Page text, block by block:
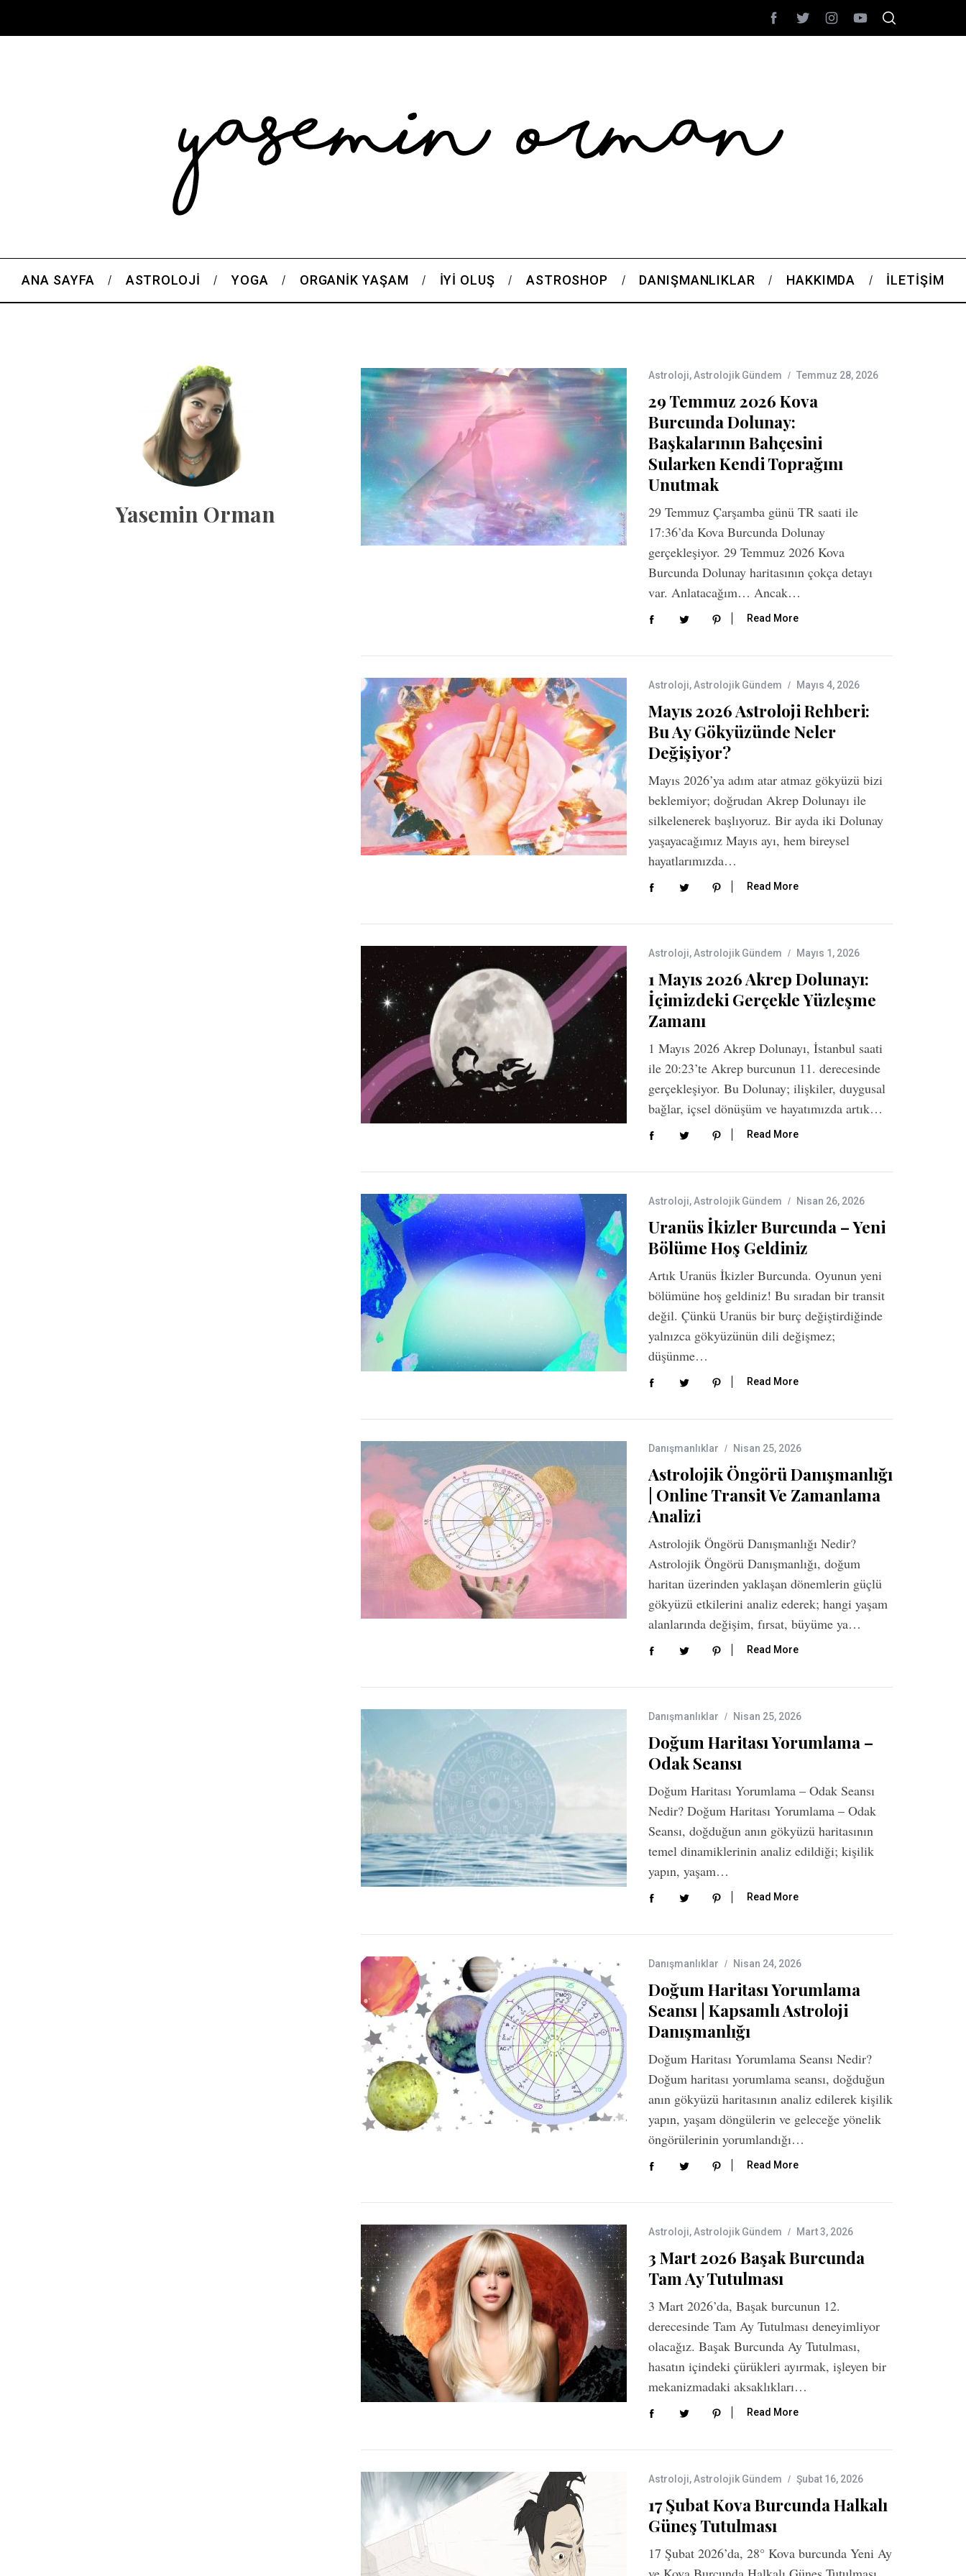
ANA SAYFA ASTROLOJI YOGA ORGANIK YAŞAM İYI OLUŞ ASTROSHOP DANIŞMANLIKLAR HAKKIMDA İLETIŞIM
Yasemin Orman
Astroloji,Astrolojik Gündem Temmuz 28, 2026
29 Temmuz 2026 Kova
Burcunda Dolunay:
Başkalarının Bahçesini
Sularken Kendi Toprağını
Unutmak
29 Temmuz Çarşamba günü TR saati ile
17:36’da Kova Burcunda Dolunay
gerçekleşiyor. 29 Temmuz 2026 Kova
Burcunda Dolunay haritasının çokça detayı
var. Anlatacağım… Ancak…
Read More
Astroloji,Astrolojik Gündem Mayıs 4, 2026
Mayıs 2026 Astroloji Rehberi:
Bu Ay Gökyüzünde Neler
Değişiyor?
Mayıs 2026’ya adım atar atmaz gökyüzü bizi
beklemiyor; doğrudan Akrep Dolunayı ile
silkelenerek başlıyoruz. Bir ayda iki Dolunay
yaşayacağımız Mayıs ayı, hem bireysel
hayatlarımızda…
Read More
Astroloji,Astrolojik Gündem Mayıs 1, 2026
1 Mayıs 2026 Akrep Dolunayı:
İçimizdeki Gerçekle Yüzleşme
Zamanı
1 Mayıs 2026 Akrep Dolunayı, İstanbul saati
ile 20:23’te Akrep burcunun 11. derecesinde
gerçekleşiyor. Bu Dolunay; ilişkiler, duygusal
bağlar, içsel dönüşüm ve hayatımızda artık…
Read More
Astroloji,Astrolojik Gündem Nisan 26, 2026
Uranüs İkizler Burcunda – Yeni
Bölüme Hoş Geldiniz
Artık Uranüs İkizler Burcunda. Oyunun yeni
bölümüne hoş geldiniz! Bu sıradan bir transit
değil. Çünkü Uranüs bir burç değiştirdiğinde
yalnızca gökyüzünün dili değişmez;
düşünme…
Read More
Danışmanlıklar Nisan 25, 2026
Astrolojik Öngörü Danışmanlığı
| Online Transit Ve Zamanlama
Analizi
Astrolojik Öngörü Danışmanlığı Nedir?
Astrolojik Öngörü Danışmanlığı, doğum
haritan üzerinden yaklaşan dönemlerin güçlü
gökyüzü etkilerini analiz ederek; hangi yaşam
alanlarında değişim, fırsat, büyüme ya…
Read More
Danışmanlıklar Nisan 25, 2026
Doğum Haritası Yorumlama –
Odak Seansı
Doğum Haritası Yorumlama – Odak Seansı
Nedir? Doğum Haritası Yorumlama – Odak
Seansı, doğduğun anın gökyüzü haritasının
temel dinamiklerinin analiz edildiği; kişilik
yapın, yaşam…
Read More
Danışmanlıklar Nisan 24, 2026
Doğum Haritası Yorumlama
Seansı | Kapsamlı Astroloji
Danışmanlığı
Doğum Haritası Yorumlama Seansı Nedir?
Doğum haritası yorumlama seansı, doğduğun
anın gökyüzü haritasının analiz edilerek kişilik
yapın, yaşam döngülerin ve geleceğe yönelik
öngörülerinin yorumlandığı…
Read More
Astroloji,Astrolojik Gündem Mart 3, 2026
3 Mart 2026 Başak Burcunda
Tam Ay Tutulması
3 Mart 2026’da, Başak burcunun 12.
derecesinde Tam Ay Tutulması deneyimliyor
olacağız. Başak Burcunda Ay Tutulması,
hasatın içindeki çürükleri ayırmak, işleyen bir
mekanizmadaki aksaklıkları…
Read More
Astroloji,Astrolojik Gündem Şubat 16, 2026
17 Şubat Kova Burcunda Halkalı
Güneş Tutulması
17 Şubat 2026’da, 28° Kova burcunda Yeni Ay